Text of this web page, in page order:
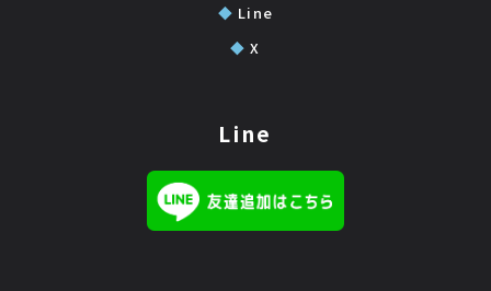
◆ Line
◆ X
Line